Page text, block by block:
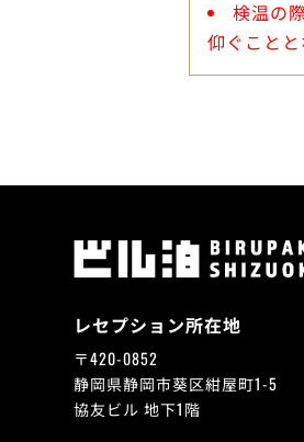
検温の
仰ぐこと
レセプション所在地
〒420-0852
静岡県静岡市葵区紺屋町1-5
協友ビル 地下1階